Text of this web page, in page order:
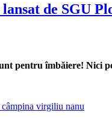
de SGU
pentru îmbăiere! Nici